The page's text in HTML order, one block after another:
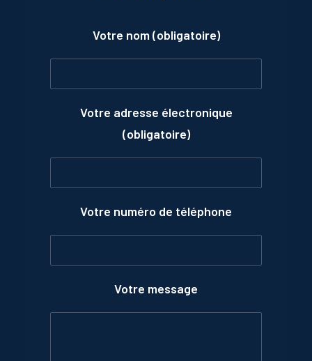
Votre nom (obligatoire)
Votre adresse électronique
(obligatoire)
Votre numéro de téléphone
Votre message